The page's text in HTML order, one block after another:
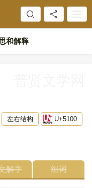
和解释
左右结构 U+5100
解字 组词